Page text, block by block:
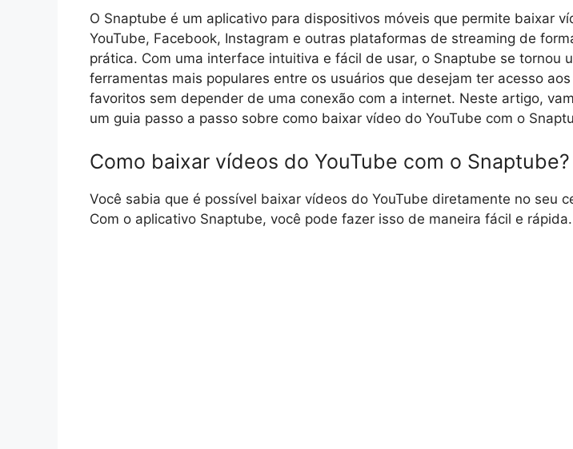
O Snaptube é um aplicativo para dispositivos móveis que permite baixar
YouTube, Facebook, Instagram e outras plataformas de streaming de
prática. Com uma interface intuitiva e fácil de usar, o Snaptube se tornou
ferramentas mais populares entre os usuários que desejam ter acesso
favoritos sem depender de uma conexão com a internet. Neste artigo,
um guia passo a passo sobre como baixar vídeo do YouTube com o
Como baixar vídeos do YouTube com o Snaptube?
Você sabia que é possível baixar vídeos do YouTube diretamente no seu
Com o aplicativo Snaptube, você pode fazer isso de maneira fácil e rápida.